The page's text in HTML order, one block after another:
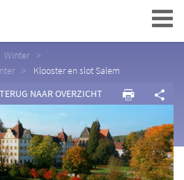
Navigation
Winter
Klooster en slot Salem
TERUG NAAR OVERZICHT